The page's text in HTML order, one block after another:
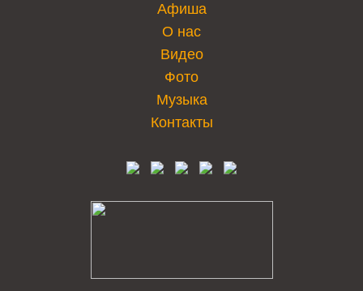
Афиша
О нас
Видео
Фото
Музыка
Контакты